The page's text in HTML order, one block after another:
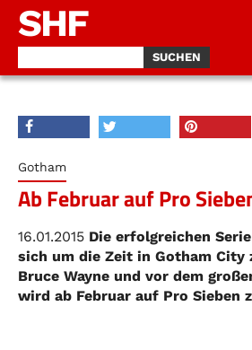
SHF
Gotham
Ab Februar auf Pro
16.01.2015 Die erfolgreichen
sich um die Zeit in Gotham City
Bruce Wayne und vor dem
wird ab Februar auf Pro Sieben